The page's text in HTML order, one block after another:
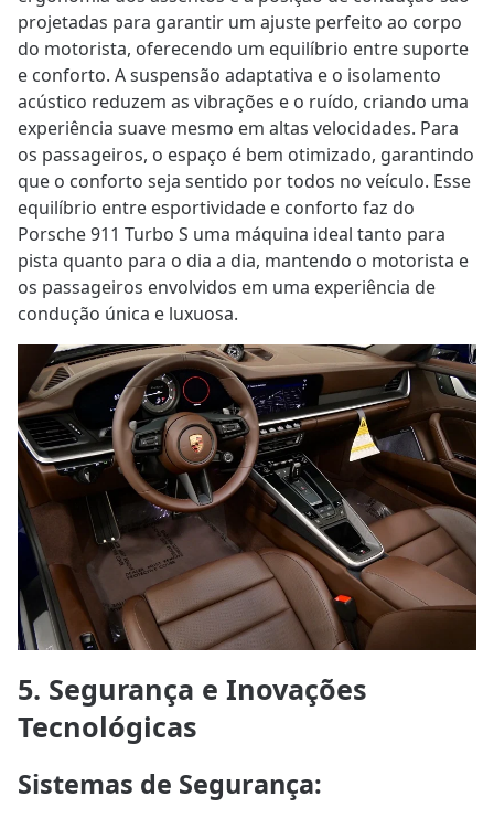
projetadas para garantir um ajuste perfeito ao corpo
do motorista, oferecendo um equilíbrio entre suporte
e conforto. A suspensão adaptativa e o isolamento
acústico reduzem as vibrações e o ruído, criando uma
experiência suave mesmo em altas velocidades. Para
os passageiros, o espaço é bem otimizado, garantindo
que o conforto seja sentido por todos no veículo. Esse
equilíbrio entre esportividade e conforto faz do
Porsche 911 Turbo S uma máquina ideal tanto para
pista quanto para o dia a dia, mantendo o motorista e
os passageiros envolvidos em uma experiência de
condução única e luxuosa.
5. Segurança e Inovações
Tecnológicas
Sistemas de Segurança: